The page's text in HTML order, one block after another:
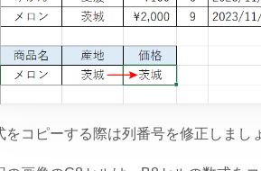
をコピーする際は列番号を修正しまし